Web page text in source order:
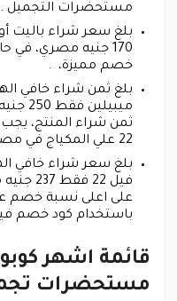
مستحضرات التجميل .
بلغ سعر شراء باليت
170 جنيه مصري، في
خصم مميزة، .
بلغ ثمن شراء خافي
ثمن شراء المنتج،
22 علي المكياج في مصر .
بلغ سعر شراء خافي
فيل 22
على اعلى نسبة خصم
باستخدام كود خصم فيل 22 علي مستحضرات
مستحضرات تجميل فيل